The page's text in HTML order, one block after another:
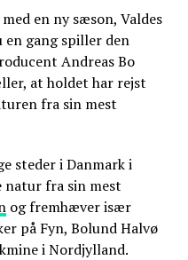
en ny sæson, Valdes
gang spiller den
Andreas Bo
at holdet har rejst
fra sin mest
steder i Danmark i
natur fra sin mest
og fremhæver især
på Fyn, Bolund Halvø
i Nordjylland.